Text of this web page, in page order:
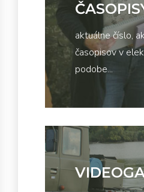
aktuálne číslo,
časopisov v
podobe...